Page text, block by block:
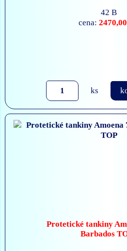
42 B
cena:
ks
Protetické tankiny
Barbados